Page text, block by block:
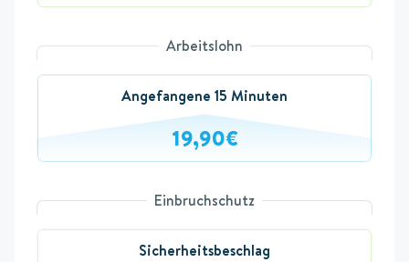
Arbeitslohn
Angefangene 15 Minuten
19,90€
Einbruchschutz
Sicherheitsbeschlag